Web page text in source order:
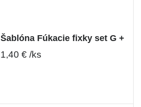
Šablóna Fúkacie fixky set G +
1,40 € /ks